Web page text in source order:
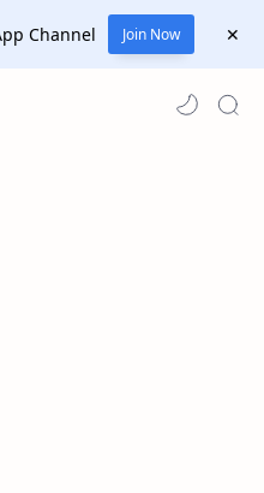
Channel Join Now